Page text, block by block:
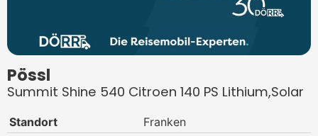
Pössl
Summit Shine 540 Citroen 140 PS Lithium,Solar
Standort
Franken